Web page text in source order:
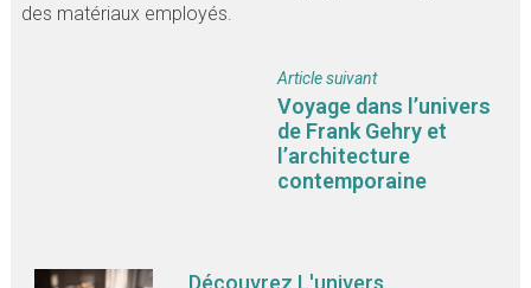
des matériaux employés.
Article suivant
Voyage dans l’univers
de Frank Gehry et
l’architecture
contemporaine
Découvrez L'univers